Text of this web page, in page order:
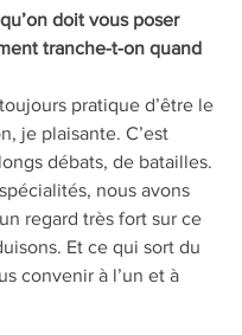
doit vous poser
tranche-t-on quand
pratique d’être le
je plaisante. C’est
débats, de batailles.
nous avons
regard très fort sur ce
Et ce qui sort du
convenir à l’un et à